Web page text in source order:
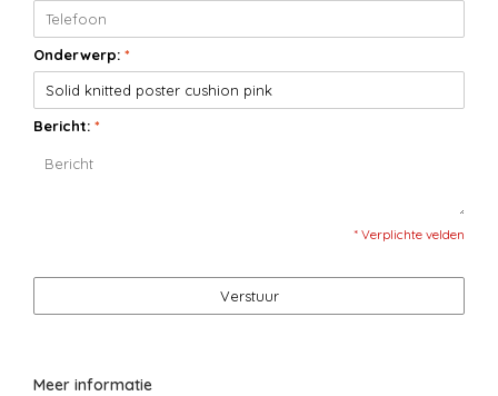
Onderwerp: *
Bericht: *
* Verplichte velden
Verstuur
Meer informatie